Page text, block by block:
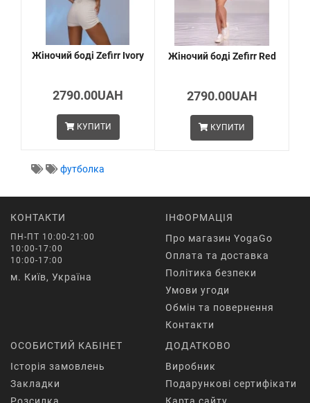
Жіночий боді Zefirr Ivory
2790.00UAH
КУПИТИ
Жіночий боді Zefirr Red
2790.00UAH
КУПИТИ
футболка
КОНТАКТИ
ПН-ПТ 10:00-21:00
10:00-17:00
10:00-17:00
м. Київ, Україна
ІНФОРМАЦІЯ
Про магазин YogaGo
Оплата та доставка
Політика безпеки
Умови угоди
Обмін та повернення
Контакти
ОСОБИСТИЙ КАБІНЕТ
Історія замовлень
Закладки
ДОДАТКОВО
Виробник
Подарункові сертифікати